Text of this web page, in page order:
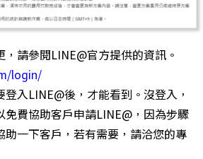
請參閱LINE@官方提供的資訊。
login/
入LINE@後，才能看到。沒登入，
免費協助客戶申請LINE@，因為步驟
助一下客戶，若有需要，請洽您的專